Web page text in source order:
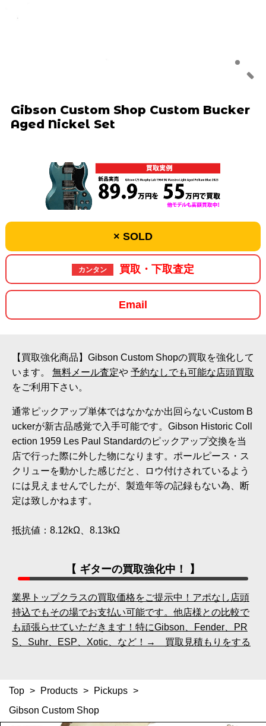
Gibson Custom Shop Custom Bucker
Aged Nickel Set
× SOLD
カンタン 買取・下取査定
Email
【買取強化商品】Gibson Custom Shopの買取を強化して
います。 無料メール査定や 予約なしでも可能な店頭買取
をご利用下さい。
通常ピックアップ単体ではなかなか出回らないCustom B
uckerが新古品感覚で入手可能です。Gibson Historic Coll
ection 1959 Les Paul Standardのピックアップ交換を当
店で行った際に外した物になります。ポールピース・ス
クリューを動かした感じだと、ロウ付けされているよう
には見えませんでしたが、製造年等の記録もない為、断
定は致しかねます。
抵抗値：8.12kΩ、8.13kΩ
【 ギターの買取強化中！ 】
業界トップクラスの買取価格をご提示中！アポなし店頭
持込でもその場でお支払い可能です。他店様との比較で
も頑張らせていただきます！特にGibson、Fender、PR
S、Suhr、ESP、Xotic、など！→ 買取見積もりをする
Top > Products > Pickups >
Gibson Custom Shop